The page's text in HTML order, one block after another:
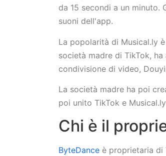
da 15 secondi a un minuto.
suoni dell'app.
La popolarità di Musical.ly
società madre di TikTok,
condivisione di video,
La società madre ha poi
poi unito TikTok e
Chi è il
ByteDance è proprietaria di